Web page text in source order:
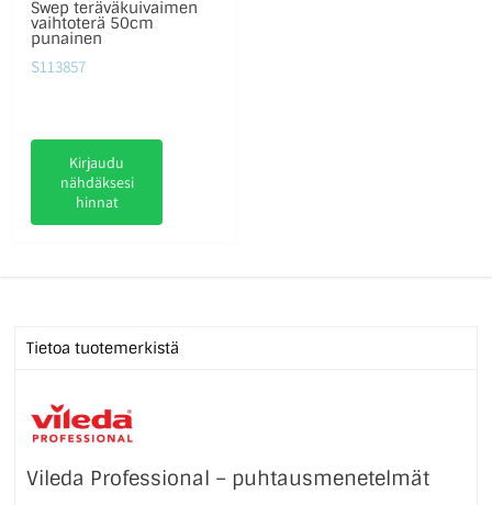
Swep teräväkuivaimen
vaihtoterä 50cm
punainen
S113857
Kirjaudu
nähdäksesi
hinnat
Tietoa tuotemerkistä
Vileda Professional – puhtausmenetelmät